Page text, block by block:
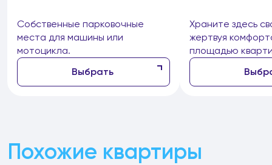
Собственные парковочные
места для машины или
мотоцикла.
Выбрать
Храните здесь
жертвуя
площадью
Похожие квартиры